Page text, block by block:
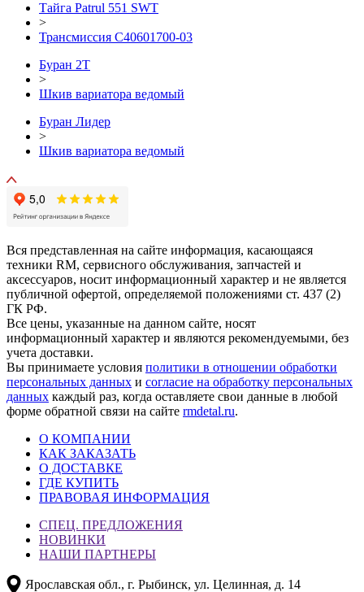
Тайга Patrul 551 SWT
>
Трансмиссия С40601700-03
Буран 2Т
>
Шкив вариатора ведомый
Буран Лидер
>
Шкив вариатора ведомый
Вся представленная на сайте информация, касающаяся
техники RM, сервисного обслуживания, запчастей и
аксессуаров, носит информационный характер и не является
публичной офертой, определяемой положениями ст. 437 (2)
ГК РФ.
Все цены, указанные на данном сайте, носят
информационный характер и являются рекомендуемыми, без
учета доставки.
Вы принимаете условия политики в отношении обработки
персональных данных и согласие на обработку персональных
данных каждый раз, когда оставляете свои данные в любой
форме обратной связи на сайте rmdetal.ru.
О КОМПАНИИ
КАК ЗАКАЗАТЬ
О ДОСТАВКЕ
ГДЕ КУПИТЬ
ПРАВОВАЯ ИНФОРМАЦИЯ
СПЕЦ. ПРЕДЛОЖЕНИЯ
НОВИНКИ
НАШИ ПАРТНЕРЫ
Ярославская обл., г. Рыбинск, ул. Целинная, д. 14